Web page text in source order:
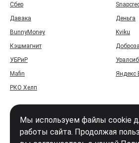
Сбер
Давака
Деньга
BunnyMoney
Kviku
Кэшмагнит
УБРиР
Уралсиб
Mafin
Яндекс
РКО Хелп
Мы используем файлы cookie
работы сайта. Продолжая